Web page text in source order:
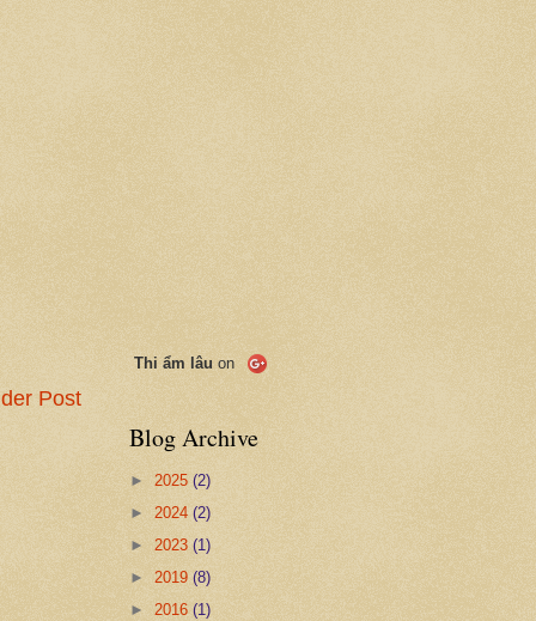
Post
Thi ẩm lâu on
Blog Archive
► 2025 (2)
► 2024 (2)
► 2023 (1)
► 2019 (8)
► 2016 (1)